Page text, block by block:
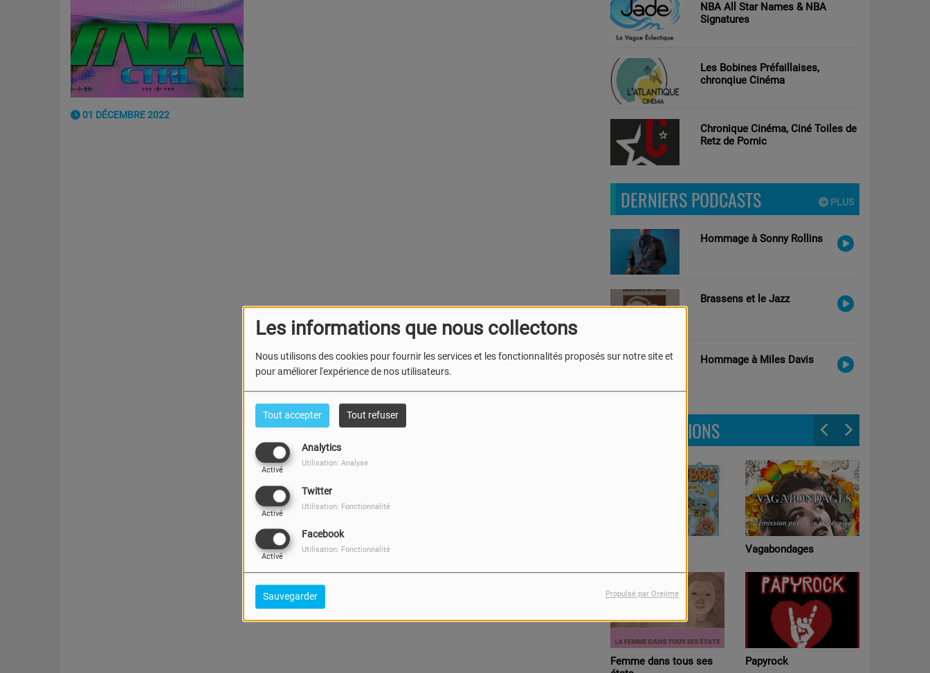
Les informations que nous collectons
Nous utilisons des cookies pour fournir les services et les fonctionnalités proposés sur notre site et
pour améliorer l'expérience de nos utilisateurs.
Tout accepter Tout refuser
Analytics
Activé
Utilisation: Analyse
Twitter
Activé
Utilisation: Fonctionnalité
Facebook
Activé
Utilisation: Fonctionnalité
Sauvegarder Propulsé par Orejime
01 DÉCEMBRE 2022
NBA All Star Names & NBA
Signatures
Les Bobines Préfaillaises,
chronqiue Cinéma
Chronique Cinéma, Ciné Toiles de
Retz de Pornic
PLUS
DERNIERS PODCASTS
Hommage à Sonny Rollins
Brassens et le Jazz
Hommage à Miles Davis
LES ÉMISSIONS
Femme dans tous ses
Vagabondages
Papyrock